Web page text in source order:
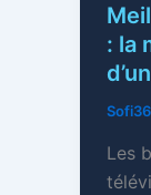
: la
Les